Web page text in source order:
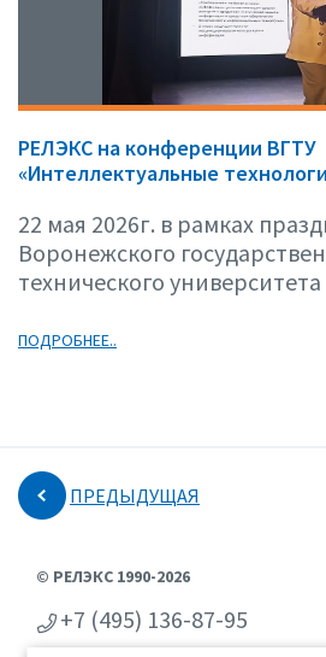
РЕЛЭКС на конференции ВГТУ
«Интеллектуальные
22 мая 2026г. в рамках
Воронежского
технического университета
ПОДРОБНЕЕ..
ПРЕДЫДУЩАЯ
© РЕЛЭКС 1990-2026
+7 (495) 136-87-95